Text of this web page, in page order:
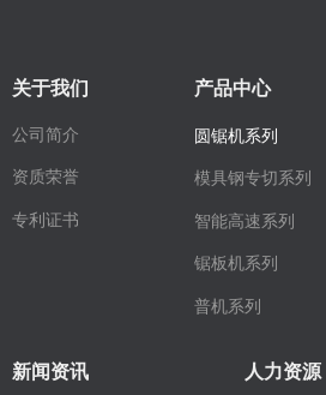
关于我们
公司简介
资质荣誉
专利证书
产品中心
圆锯机系列
模具钢专切系列
智能高速系列
锯板机系列
普机系列
新闻资讯 人力资源